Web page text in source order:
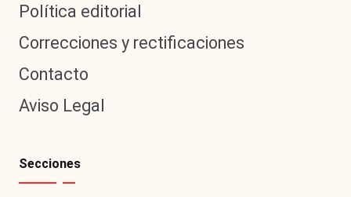
Política editorial
Correcciones y rectificaciones
Contacto
Aviso Legal
Secciones